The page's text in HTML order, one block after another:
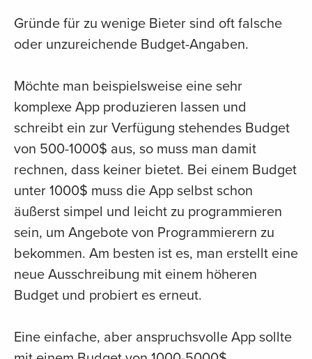
Gründe für zu wenige Bieter sind oft falsche
oder unzureichende Budget-Angaben.
Möchte man beispielsweise eine sehr
komplexe App produzieren lassen und
schreibt ein zur Verfügung stehendes Budget
von 500-1000$ aus, so muss man damit
rechnen, dass keiner bietet. Bei einem Budget
unter 1000$ muss die App selbst schon
äußerst simpel und leicht zu programmieren
sein, um Angebote von Programmierern zu
bekommen. Am besten ist es, man erstellt eine
neue Ausschreibung mit einem höheren
Budget und probiert es erneut.
Eine einfache, aber anspruchsvolle App sollte